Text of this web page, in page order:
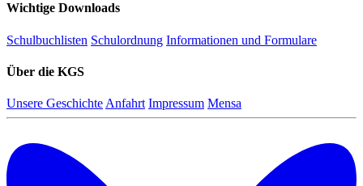
Wichtige Downloads
Schulbuchlisten Schulordnung Informationen und Formulare
Über die KGS
Unsere Geschichte Anfahrt Impressum Mensa